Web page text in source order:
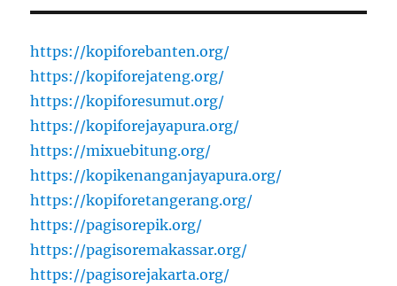
https://kopiforebanten.org/
https://kopiforejateng.org/
https://kopiforesumut.org/
https://kopiforejayapura.org/
https://mixuebitung.org/
https://kopikenanganjayapura.org/
https://kopiforetangerang.org/
https://pagisorepik.org/
https://pagisoremakassar.org/
https://pagisorejakarta.org/